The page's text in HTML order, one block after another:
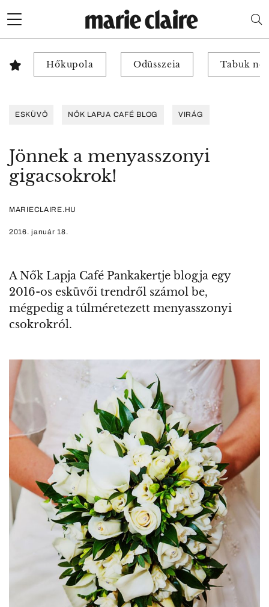
Hőkupola Odüsszeia Tabuk
ESKÜVŐ NŐK LAPJA CAFÉ BLOG VIRÁG
Jönnek a menyasszonyi
gigacsokrok!
MARIECLAIRE.HU
2016. január 18.
A Nők Lapja Café Pankakertje blogja egy
2016-os esküvői trendről számol be,
mégpedig a túlméretezett menyasszonyi
csokrokról.